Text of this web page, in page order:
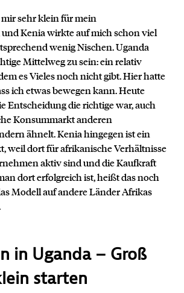
sehr klein für mein
und Kenia wirkte auf mich schon viel
wenig Nischen. Uganda
Mittelweg zu sein: ein relativ
es Vieles noch nicht gibt. Hier hatte
ich etwas bewegen kann. Heute
Entscheidung die richtige war, auch
Konsummarkt anderen
ähnelt. Kenia hingegen ist ein
weil dort für afrikanische Verhältnisse
aktiv sind und die Kaufkraft
dort erfolgreich ist, heißt das noch
Modell auf andere Länder Afrikas
in Uganda – Groß
starten